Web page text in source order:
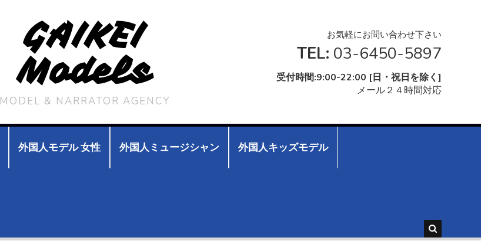
GAIKEI
Models
MODEL & NARRATOR AGENCY
お気軽にお問い合わせ下さい
TEL: 03-6450-5897
受付時間:9:00-22:00 [日・祝日を除く]
メール２４時間対応
外国人モデル 女性 外国人ミュージシャン 外国人キッズモデル